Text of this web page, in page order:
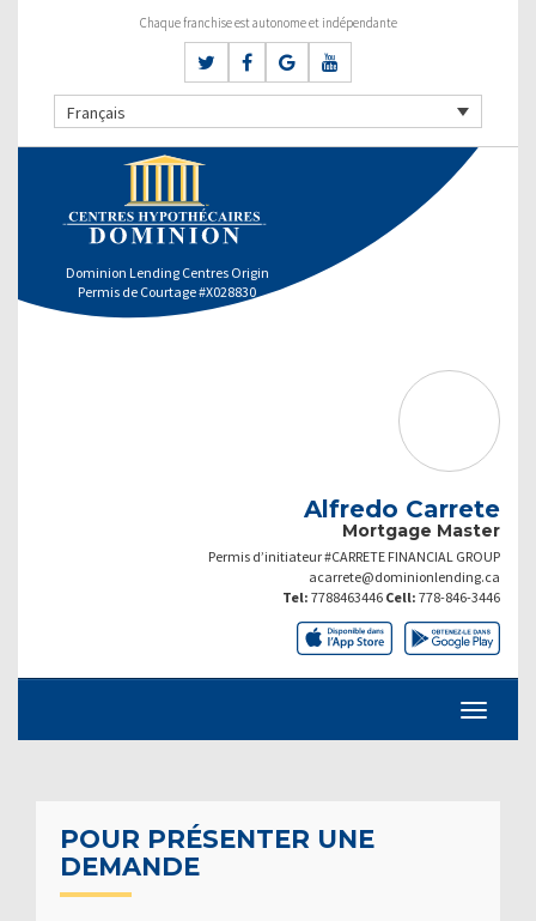
Chaque franchise est autonome et indépendante
Français
Dominion Lending Centres Origin
Permis de Courtage #X028830
Alfredo Carrete
Mortgage Master
Permis d’initiateur #CARRETE FINANCIAL GROUP
acarrete@dominionlending.ca
Tel: 7788463446 Cell: 778-846-3446
POUR PRÉSENTER UNE
DEMANDE